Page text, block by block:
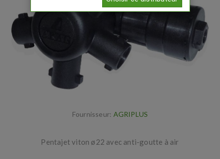
Fournisseur: AGRIPLUS
Pentajet viton ø22 avec anti-goutte à air